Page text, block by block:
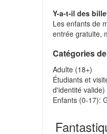
Y-a-t-il des
Les enfants de
entrée gratuite,
Catégories
Adulte (18+)
Étudiants et
d'identité valide)
Enfants (0-17):